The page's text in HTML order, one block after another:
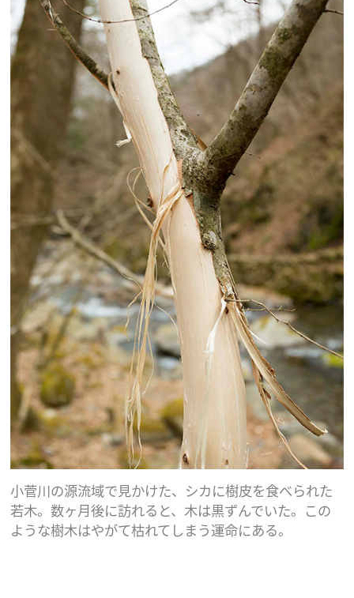
小菅川の源流域で見かけた、シカに樹皮を食べられた
若木。数ヶ月後に訪れると、木は黒ずんでいた。この
ような樹木はやがて枯れてしまう運命にある。